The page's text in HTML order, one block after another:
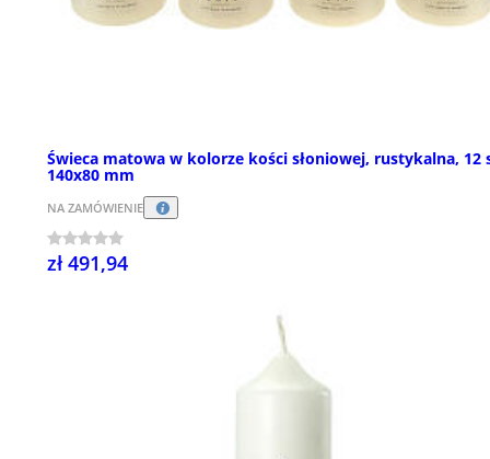
Świeca matowa w kolorze kości słoniowej, rustykalna, 12
140x80 mm
NA ZAMÓWIENIE
zł 491,94